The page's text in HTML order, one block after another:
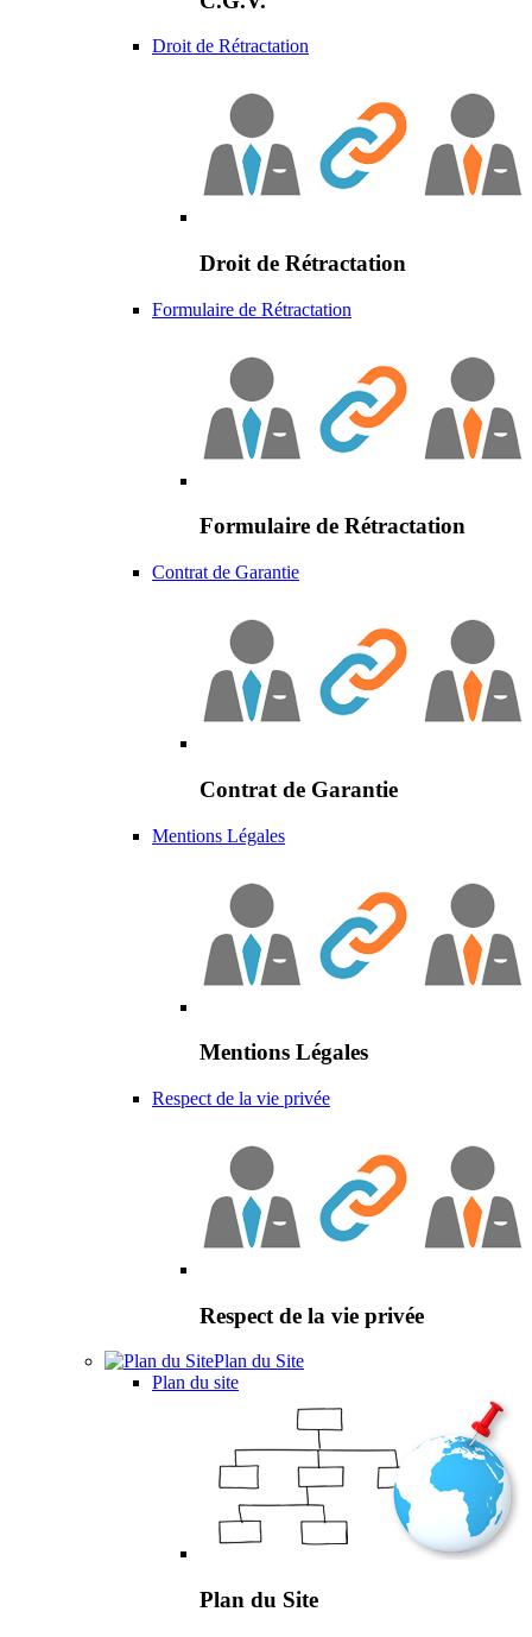
Droit de Rétractation
Droit de Rétractation
Formulaire de Rétractation
Formulaire de Rétractation
Contrat de Garantie
Contrat de Garantie
Mentions Légales
Mentions Légales
Respect de la vie privée
Respect de la vie privée
Plan du Site
Plan du site
Plan du Site